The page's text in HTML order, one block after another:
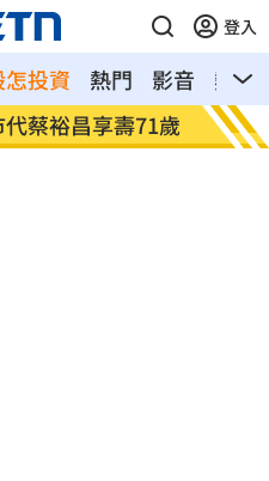
登入
怎投資 熱門 影音
熱搜
2次放鳥代價慘8
不斷
看